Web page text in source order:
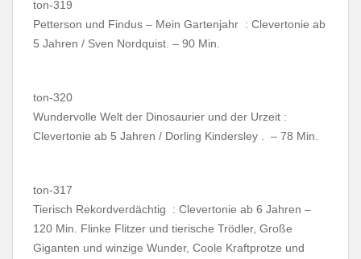
ton-319
Petterson und Findus – Mein Gartenjahr : Clevertonie ab
5 Jahren / Sven Nordquist. – 90 Min.
ton-320
Wundervolle Welt der Dinosaurier und der Urzeit :
Clevertonie ab 5 Jahren / Dorling Kindersley . – 78 Min.
ton-317
Tierisch Rekordverdächtig : Clevertonie ab 6 Jahren –
120 Min. Flinke Flitzer und tierische Trödler, Große
Giganten und winzige Wunder, Coole Kraftprotze und